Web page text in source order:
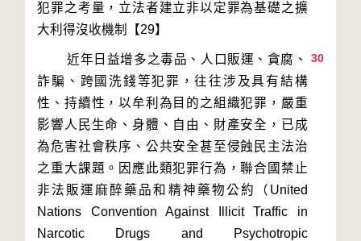
犯罪之考量，立法者建立非以定罪為基礎之擴
30
        近年日益增多之毒品、人口販運、貪腐、
詐騙、跨國洗錢等犯罪，往往涉及具有結構
性、持續性，以牟利為目的之組織犯罪，嚴重
影響人民生命、身體、自由、財產安全，已成
為危害社會秩序、公共安全甚至侵蝕民主法治
之重大課題。因應此類犯罪行為，聯合國禁止
非法販運麻醉藥品和精神藥物公約（United
Nations Convention Against Illicit Traffic in
Narcotic Drugs and Psychotropic